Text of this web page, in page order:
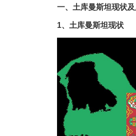
一、土库曼斯坦现状
1、土库曼斯坦现状